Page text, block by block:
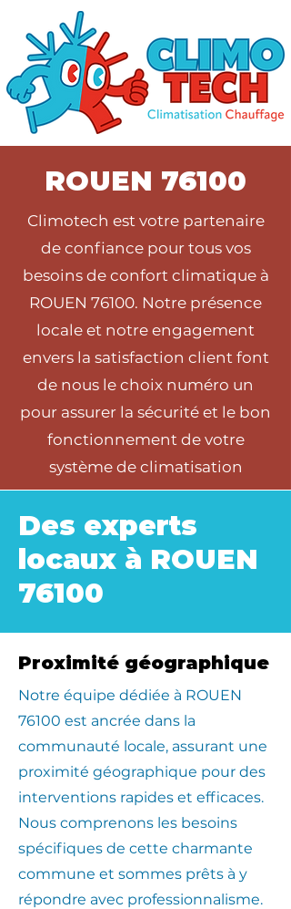
ROUEN 76100
Climotech est votre partenaire
de confiance pour tous vos
besoins de confort climatique à
ROUEN 76100. Notre présence
locale et notre engagement
envers la satisfaction client font
de nous le choix numéro un
pour assurer la sécurité et le bon
fonctionnement de votre
système de climatisation
Des experts
locaux à ROUEN
76100
Proximité géographique
​Notre équipe dédiée à ROUEN
76100 est ancrée dans la
communauté locale, assurant une
proximité géographique pour des
interventions rapides et efficaces.
Nous comprenons les besoins
spécifiques de cette charmante
commune et sommes prêts à y
répondre avec professionnalisme.